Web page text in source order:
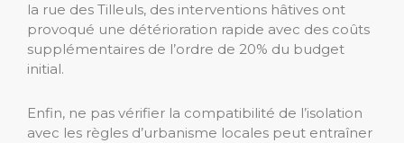
la rue des Tilleuls, des interventions hâtives ont
provoqué une détérioration rapide avec des coûts
supplémentaires de l’ordre de 20% du budget
initial.
Enfin, ne pas vérifier la compatibilité de l’isolation
avec les règles d’urbanisme locales peut entraîner